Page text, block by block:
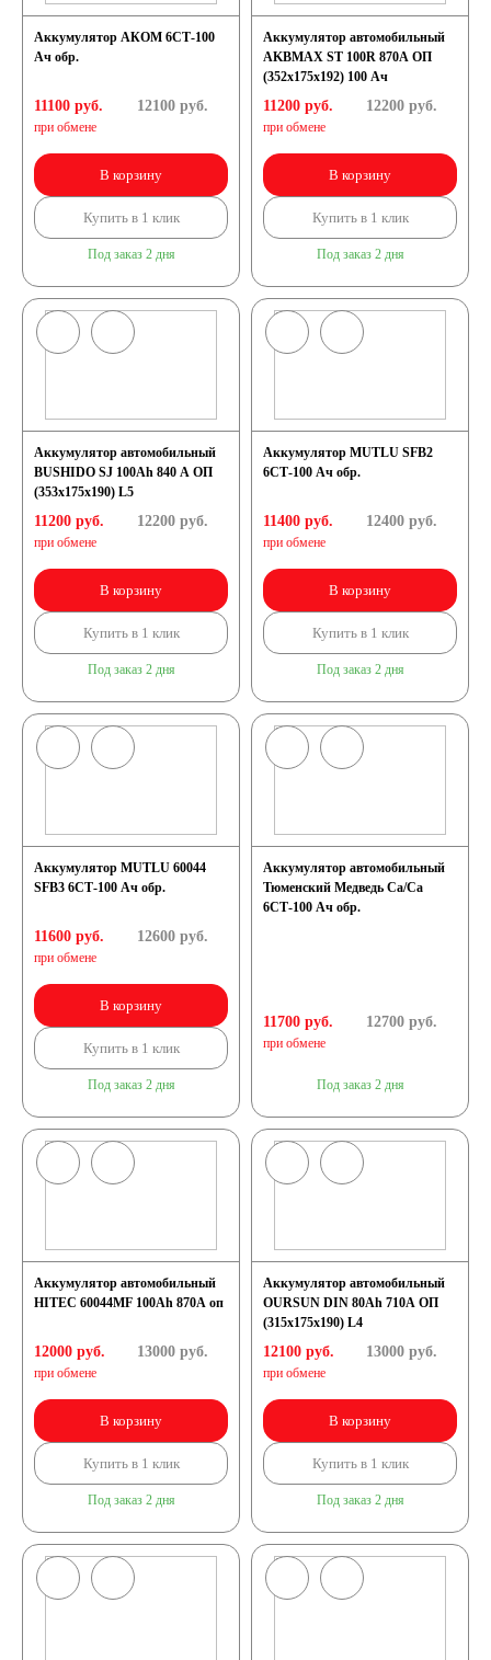
Аккумулятор АКОМ 6СТ-100
Ач обр.
11100 руб.
при обмене
12100руб.
В корзину
Купить в 1 клик
Под заказ 2 дня
Аккумулятор автомобильный
AKBMAX ST 100R 870A ОП
(352x175x192) 100 Ач
11200 руб.
при обмене
12200руб.
В корзину
Купить в 1 клик
Под заказ 2 дня
Аккумулятор автомобильный
BUSHIDO SJ 100Ah 840 A ОП
(353x175x190) L5
11200 руб.
при обмене
12200руб.
В корзину
Купить в 1 клик
Под заказ 2 дня
Аккумулятор MUTLU SFB2
6СТ-100 Ач обр.
11400 руб.
при обмене
12400руб.
В корзину
Купить в 1 клик
Под заказ 2 дня
Аккумулятор MUTLU 60044
SFB3 6СТ-100 Ач обр.
11600 руб.
при обмене
12600руб.
В корзину
Купить в 1 клик
Под заказ 2 дня
Аккумулятор автомобильный
Тюменский Медведь Ca/Ca
6СТ-100 Ач обр.
11700 руб.
при обмене
12700руб.
Под заказ 2 дня
Аккумулятор автомобильный
HITEC 60044MF 100Ah 870A оп
12000 руб.
при обмене
13000руб.
В корзину
Купить в 1 клик
Под заказ 2 дня
Аккумулятор автомобильный
OURSUN DIN 80Ah 710A ОП
(315х175х190) L4
12100 руб.
при обмене
13000руб.
В корзину
Купить в 1 клик
Под заказ 2 дня